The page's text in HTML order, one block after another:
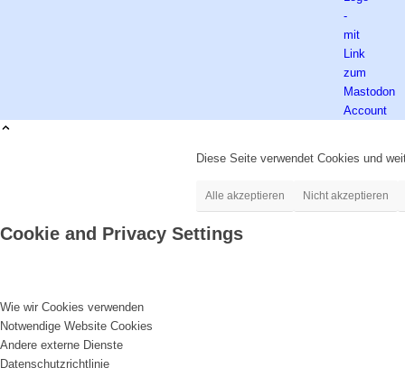
Diese Seite verwendet Cookies und
Alle akzeptieren Nicht akzeptieren
Cookie and Privacy Settings
Wie wir Cookies verwenden
Notwendige Website Cookies
Andere externe Dienste
Datenschutzrichtlinie